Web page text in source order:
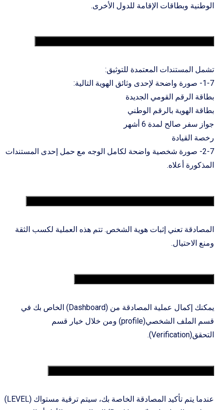
الوطنية وبطاقات الإقامة للدول الأخرى.
تشمل المستندات المعتمدة للتوثيق:
1-7- صورة واضحة لإحدى وثائق الهوية التالية:
بطاقة الرقم القومي الجديدة
بطاقة الهوية بالرقم الوطني
جواز سفر صالح لمدة 6 أشهر
رخصة القيادة
2-7- صورة شخصية واضحة لكامل الوجه مع حمل إحدى المستندات
المذكورة أعلاه.
المصادقة تعني إثبات هوية الشخص. تتم هذه العملية لكسب الثقة
ومنع الاحتيال.
يمكنك إكمال عملیة المصادقة من (Dashboard) الخاص بك في
قسم الملف الشخصي(profile) ومن خلال خيار قسم
التحقق(Verification).
عندما يتم تأكيد المصادقة الخاصة بك، سيتم ترقية مستواك (LEVEL)